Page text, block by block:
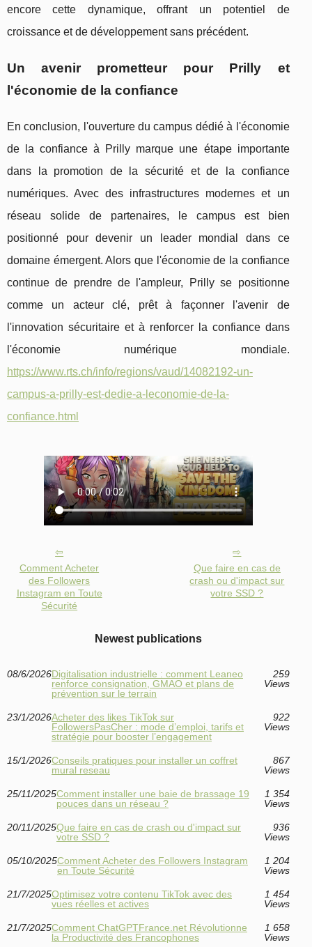
encore cette dynamique, offrant un potentiel de
croissance et de développement sans précédent.
Un avenir prometteur pour Prilly et
l'économie de la confiance
En conclusion, l'ouverture du campus dédié à l'économie
de la confiance à Prilly marque une étape importante
dans la promotion de la sécurité et de la confiance
numériques. Avec des infrastructures modernes et un
réseau solide de partenaires, le campus est bien
positionné pour devenir un leader mondial dans ce
domaine émergent. Alors que l'économie de la confiance
continue de prendre de l'ampleur, Prilly se positionne
comme un acteur clé, prêt à façonner l'avenir de
l'innovation sécuritaire et à renforcer la confiance dans
l'économie numérique mondiale.
https://www.rts.ch/info/regions/vaud/14082192-un-
campus-a-prilly-est-dedie-a-leconomie-de-la-
confiance.html
Comment Acheter
des Followers
Instagram en Toute
Sécurité
Que faire en cas de
crash ou d'impact sur
votre SSD ?
Newest publications
08/6/2026Digitalisation industrielle : comment Leaneo
renforce consignation, GMAO et plans de
prévention sur le terrain
259
Views
23/1/2026Acheter des likes TikTok sur
FollowersPasCher : mode d’emploi, tarifs et
stratégie pour booster l’engagement
922
Views
15/1/2026Conseils pratiques pour installer un coffret
mural reseau
867
Views
25/11/2025Comment installer une baie de brassage 19
pouces dans un réseau ?
1 354
Views
20/11/2025Que faire en cas de crash ou d'impact sur
votre SSD ?
936
Views
05/10/2025Comment Acheter des Followers Instagram
en Toute Sécurité
1 204
Views
21/7/2025Optimisez votre contenu TikTok avec des
vues réelles et actives
1 454
Views
21/7/2025Comment ChatGPTFrance.net Révolutionne
la Productivité des Francophones
1 658
Views